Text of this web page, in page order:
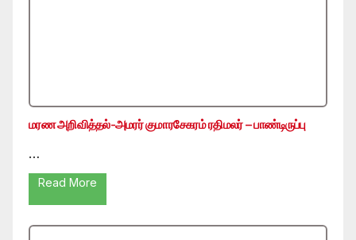
மரண அறிவித்தல்-அமரர் குமாரசேகரம் ரதிமலர் – பாண்டிருப்பு
…
Read More